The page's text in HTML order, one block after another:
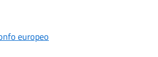
europeo